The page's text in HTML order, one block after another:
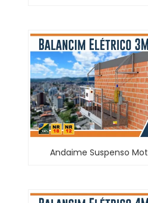
Andaime Suspenso